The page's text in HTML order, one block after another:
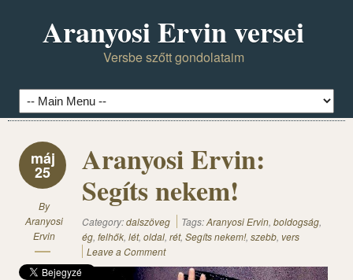
Aranyosi Ervin versei
Versbe szőtt gondolataim
máj
25
By
Aranyosi
Ervin
Aranyosi Ervin:
Segíts nekem!
Category:dalszöveg Tags:Aranyosi Ervin, boldogság,
ég, felhők, lét, oldal, rét, Segíts nekem!, szebb, vers
Leave a Comment